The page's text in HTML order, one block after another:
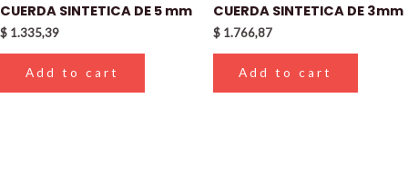
CUERDA SINTETICA DE 5 mm
$ 1.335,39
Add to cart
CUERDA SINTETICA DE 3mm
$ 1.766,87
Add to cart